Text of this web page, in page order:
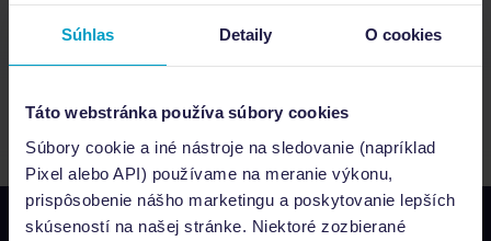
Súhlas Detaily O cookies
Táto webstránka používa súbory cookies
Súbory cookie a iné nástroje na sledovanie (napríklad
Pixel alebo API) používame na meranie výkonu,
prispôsobenie nášho marketingu a poskytovanie lepších
skúseností na našej stránke. Niektoré zozbierané